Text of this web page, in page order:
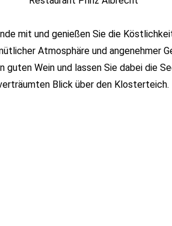
mit und genießen Sie die
Atmosphäre und
Wein und lassen Sie dabei die
Blick über den Klosterteich.